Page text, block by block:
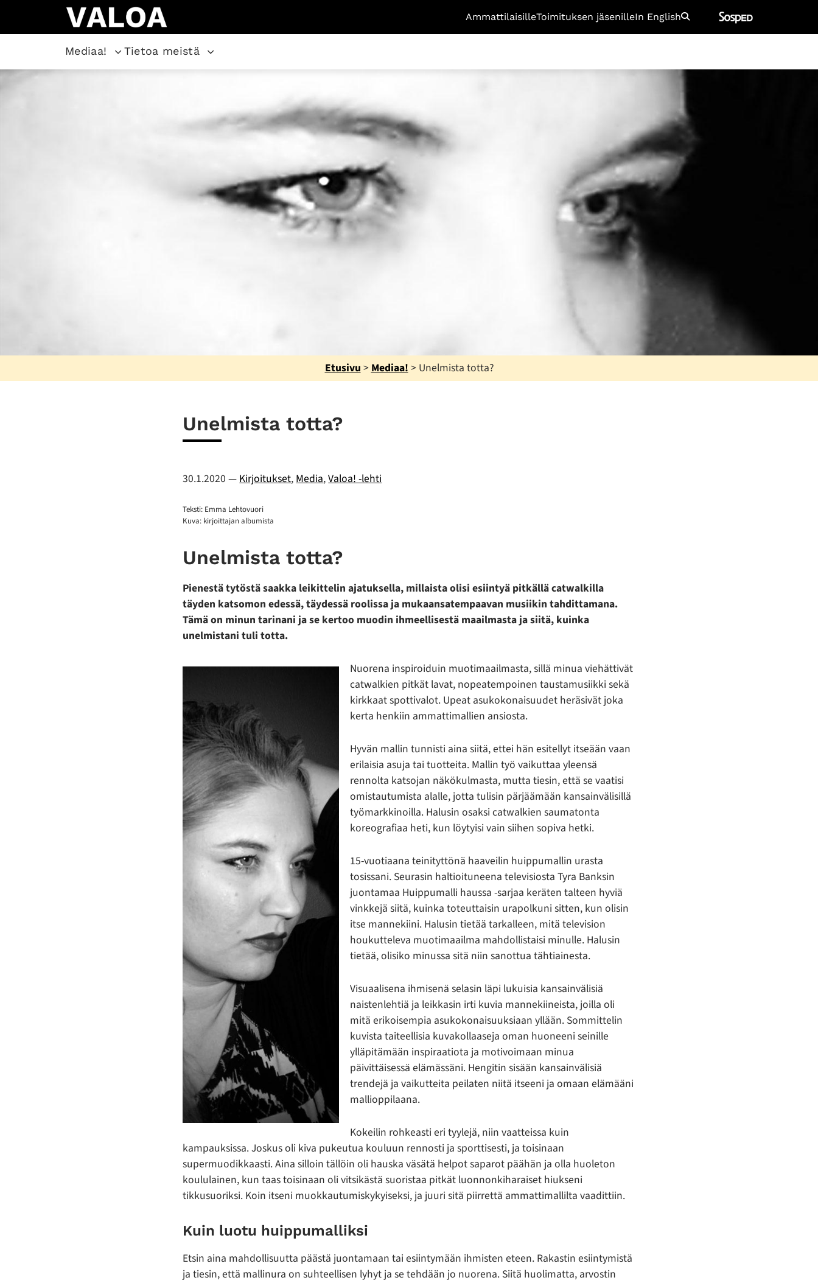
AmmattilaisilleToimituksen jäsenilleIn English Etsi
Mediaa! Tietoa meistä
Etusivu>Mediaa!> Unelmista totta?
Unelmista totta?
30.1.2020 —Kirjoitukset,Media,Valoa! -lehti
Teksti: Emma Lehtovuori
Kuva: kirjoittajan albumista
Unelmista totta?
Pienestä tytöstä saakka leikittelin ajatuksella, millaista olisi esiintyä pitkällä catwalkilla
täyden katsomon edessä, täydessä roolissa ja mukaansatempaavan musiikin tahdittamana.
Tämä on minun tarinani ja se kertoo muodin ihmeellisestä maailmasta ja siitä, kuinka
unelmistani tuli totta.
Nuorena inspiroiduin muotimaailmasta, sillä minua viehättivät
catwalkien pitkät lavat, nopeatempoinen taustamusiikki sekä
kirkkaat spottivalot. Upeat asukokonaisuudet heräsivät joka
kerta henkiin ammattimallien ansiosta.
Hyvän mallin tunnisti aina siitä, ettei hän esitellyt itseään vaan
erilaisia asuja tai tuotteita. Mallin työ vaikuttaa yleensä
rennolta katsojan näkökulmasta, mutta tiesin, että se vaatisi
omistautumista alalle, jotta tulisin pärjäämään kansainvälisillä
työmarkkinoilla. Halusin osaksi catwalkien saumatonta
koreografiaa heti, kun löytyisi vain siihen sopiva hetki.
15-vuotiaana teinityttönä haaveilin huippumallin urasta
tosissani. Seurasin haltioituneena televisiosta Tyra Banksin
juontamaa Huippumalli haussa -sarjaa keräten talteen hyviä
vinkkejä siitä, kuinka toteuttaisin urapolkuni sitten, kun olisin
itse mannekiini. Halusin tietää tarkalleen, mitä television
houkutteleva muotimaailma mahdollistaisi minulle. Halusin
tietää, olisiko minussa sitä niin sanottua tähtiainesta.
Visuaalisena ihmisenä selasin läpi lukuisia kansainvälisiä
naistenlehtiä ja leikkasin irti kuvia mannekiineista, joilla oli
mitä erikoisempia asukokonaisuuksiaan yllään. Sommittelin
kuvista taiteellisia kuvakollaaseja oman huoneeni seinille
ylläpitämään inspiraatiota ja motivoimaan minua
päivittäisessä elämässäni. Hengitin sisään kansainvälisiä
trendejä ja vaikutteita peilaten niitä itseeni ja omaan elämääni
mallioppilaana.
Kokeilin rohkeasti eri tyylejä, niin vaatteissa kuin
kampauksissa. Joskus oli kiva pukeutua kouluun rennosti ja sporttisesti, ja toisinaan
supermuodikkaasti. Aina silloin tällöin oli hauska väsätä helpot saparot päähän ja olla huoleton
koululainen, kun taas toisinaan oli vitsikästä suoristaa pitkät luonnonkiharaiset hiukseni
tikkusuoriksi. Koin itseni muokkautumiskykyiseksi, ja juuri sitä piirrettä ammattimallilta vaadittiin.
Kuin luotu huippumalliksi
Etsin aina mahdollisuutta päästä juontamaan tai esiintymään ihmisten eteen. Rakastin esiintymistä
ja tiesin, että mallinura on suhteellisen lyhyt ja se tehdään jo nuorena. Siitä huolimatta, arvostin